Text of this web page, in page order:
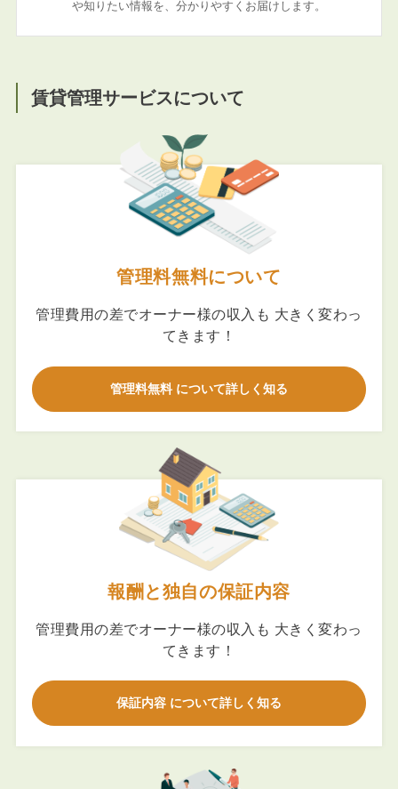
や知りたい情報を、分かりやすくお届けします。
賃貸管理サービスについて
管理料無料について
管理費用の差でオーナー様の収入も 大きく変わっ
てきます！
管理料無料 について詳しく知る
報酬と独自の保証内容
管理費用の差でオーナー様の収入も 大きく変わっ
てきます！
保証内容 について詳しく知る